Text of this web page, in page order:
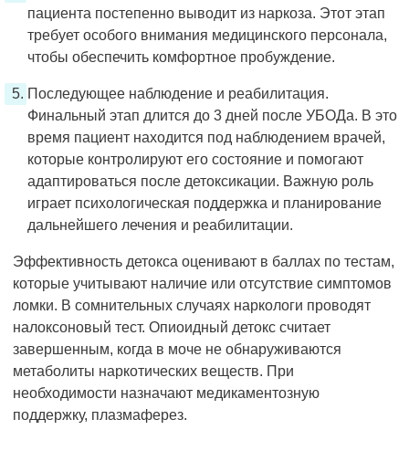
пациента постепенно выводит из наркоза. Этот этап
требует особого внимания медицинского персонала,
чтобы обеспечить комфортное пробуждение.
Последующее наблюдение и реабилитация.
Финальный этап длится до 3 дней после УБОДа. В это
время пациент находится под наблюдением врачей,
которые контролируют его состояние и помогают
адаптироваться после детоксикации. Важную роль
играет психологическая поддержка и планирование
дальнейшего лечения и реабилитации.
Эффективность детокса оценивают в баллах по тестам,
которые учитывают наличие или отсутствие симптомов
ломки. В сомнительных случаях наркологи проводят
налоксоновый тест. Опиоидный детокс считает
завершенным, когда в моче не обнаруживаются
метаболиты наркотических веществ. При
необходимости назначают медикаментозную
поддержку, плазмаферез.